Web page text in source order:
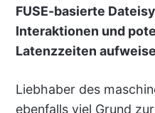
FUSE-basierte
Interaktionen und
Latenzzeiten
Liebhaber des
ebenfalls viel Grund